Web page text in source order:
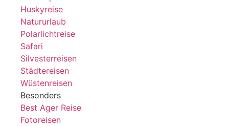
Huskyreise
Natururlaub
Polarlichtreise
Safari
Silvesterreisen
Städtereisen
Wüstenreisen
Besonders
Best Ager Reise
Fotoreisen